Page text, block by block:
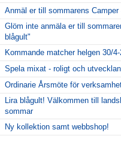
Anmäl er till sommarens
Glöm inte anmäla er till
blågult"
Kommande matcher helgen 30/
Spela mixat - roligt och
Ordinarie Årsmöte för
Lira blågult! Välkommen till
sommar
Ny kollektion samt webbshop!